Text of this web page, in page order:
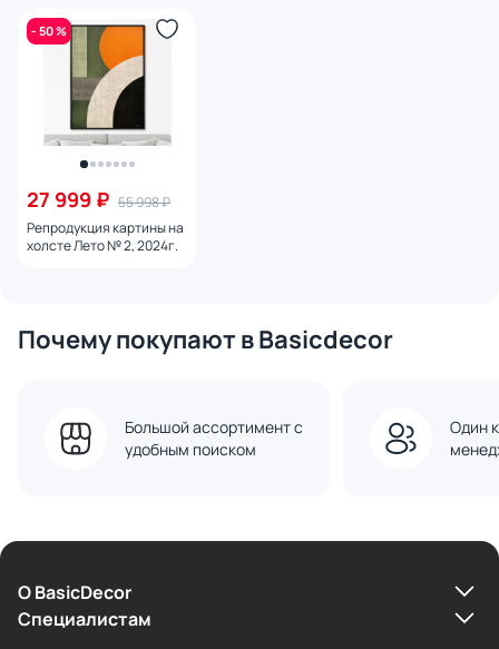
- 50 %
27 999 ₽ 55 998 ₽
Репродукция картины на
холсте Лето № 2, 2024г.
Почему покупают в Basicdecor
Большой ассортимент с
удобным поиском
Один
О BasicDecor
Cпециалистам